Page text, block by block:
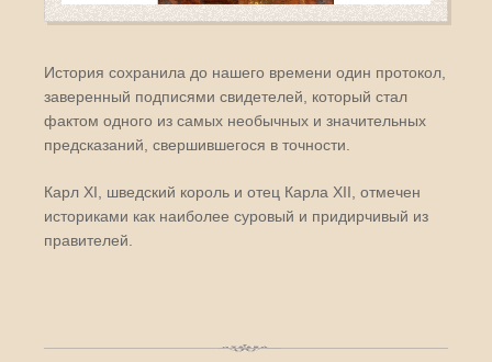
История сохранила до нашего времени один протокол,
заверенный подписями свидетелей, который стал
фактом одного из самых необычных и значительных
предсказаний, свершившегося в точности.
Карл XI, шведский король и отец Карла XII, отмечен
историками как наиболее суровый и придирчивый из
правителей.